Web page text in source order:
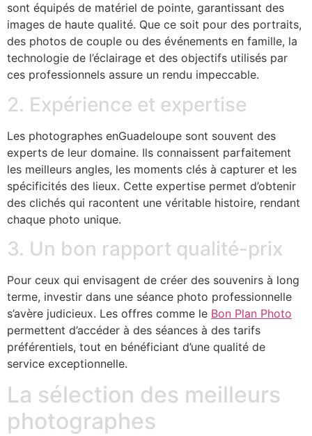
sont équipés de matériel de pointe, garantissant des
images de haute qualité. Que ce soit pour des portraits,
des photos de couple ou des événements en famille, la
technologie de l’éclairage et des objectifs utilisés par
ces professionnels assure un rendu impeccable.
2. Expérience et expertise
Les photographes enGuadeloupe sont souvent des
experts de leur domaine. Ils connaissent parfaitement
les meilleurs angles, les moments clés à capturer et les
spécificités des lieux. Cette expertise permet d’obtenir
des clichés qui racontent une véritable histoire, rendant
chaque photo unique.
3. Un bon rapport qualité-prix
Pour ceux qui envisagent de créer des souvenirs à long
terme, investir dans une séance photo professionnelle
s’avère judicieux. Les offres comme le Bon Plan Photo
permettent d’accéder à des séances à des tarifs
préférentiels, tout en bénéficiant d’une qualité de
service exceptionnelle.
La sélection des meilleurs
photographes